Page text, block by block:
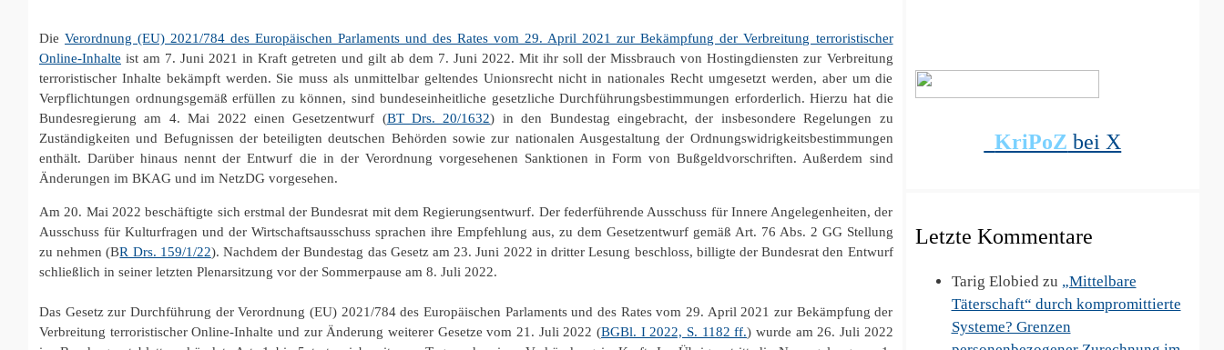
DieVerordnung (EU) 2021/784 des Europäischen Parlaments und des Rates vom 29. April 2021 zur Bekämpfung der Verbreitung terroristischer
Online-Inhalte ist am 7. Juni 2021 in Kraft getreten und gilt ab dem 7. Juni 2022. Mit ihr soll der Missbrauch von Hostingdiensten zur Verbreitung
terroristischer Inhalte bekämpft werden. Sie muss als unmittelbar geltendes Unionsrecht nicht in nationales Recht umgesetzt werden, aber um die
Verpflichtungen ordnungsgemäß erfüllen zu können, sind bundeseinheitliche gesetzliche Durchführungsbestimmungen erforderlich. Hierzu hat die
Bundesregierung am 4. Mai 2022 einen Gesetzentwurf (BT Drs. 20/1632) in den Bundestag eingebracht, der insbesondere Regelungen zu
Zuständigkeiten und Befugnissen der beteiligten deutschen Behörden sowie zur nationalen Ausgestaltung der Ordnungswidrigkeitsbestimmungen
enthält. Darüber hinaus nennt der Entwurf die in der Verordnung vorgesehenen Sanktionen in Form von Bußgeldvorschriften. Außerdem sind
Änderungen im BKAG und im NetzDG vorgesehen.
Am 20. Mai 2022 beschäftigte sich erstmal der Bundesrat mit dem Regierungsentwurf. Der federführende Ausschuss für Innere Angelegenheiten, der
Ausschuss für Kulturfragen und der Wirtschaftsausschuss sprachen ihre Empfehlung aus, zu dem Gesetzentwurf gemäß Art. 76 Abs. 2 GG Stellung
zu nehmen (BR Drs. 159/1/22). Nachdem der Bundestag das Gesetz am 23. Juni 2022 in dritter Lesung beschloss, billigte der Bundesrat den Entwurf
schließlich in seiner letzten Plenarsitzung vor der Sommerpause am 8. Juli 2022.
Das Gesetz zur Durchführung der Verordnung (EU) 2021/784 des Europäischen Parlaments und des Rates vom 29. April 2021 zur Bekämpfung der
Verbreitung terroristischer Online-Inhalte und zur Änderung weiterer Gesetze vom 21. Juli 2022 (BGBl. I 2022, S. 1182 ff.) wurde am 26. Juli 2022
KriPoZ bei X
Letzte Kommentare
Tarig Elobied zu „Mittelbare
Täterschaft“ durch kompromittierte
Systeme? Grenzen